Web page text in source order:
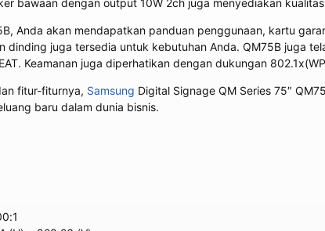
Anda akan mendapatkan panduan penggunaan, kartu
dinding juga tersedia untuk kebutuhan Anda. QM75B juga
Keamanan juga diperhatikan dengan dukungan
fitur-fiturnya, Samsung Digital Signage QM Series 75″
baru dalam dunia bisnis.